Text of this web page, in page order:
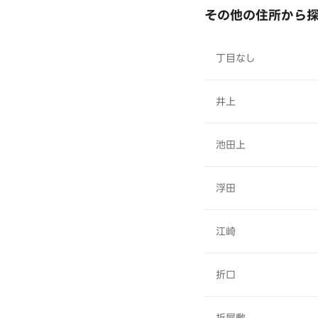
その他の住所から
丁目なし
井上
池田上
浮田
江崎
折口